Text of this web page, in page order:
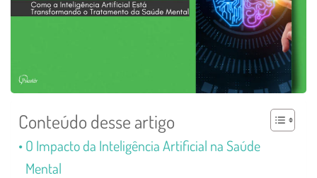
Conteúdo desse artigo
O Impacto da Inteligência Artificial na Saúde
Mental